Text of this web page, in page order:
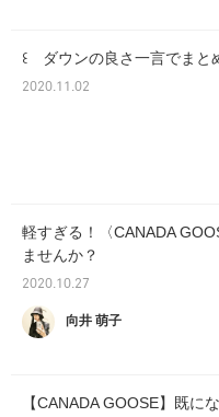
꒰ ダウンの良さ一言でまと
2020.11.02
軽すぎる！〈CANADA
ませんか？
2020.10.27
向井 萌子
【CANADA GOOSE】既に